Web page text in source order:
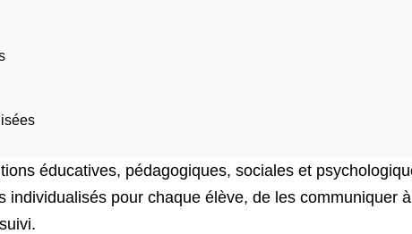
éducatives, pédagogiques, sociales et
individualisés pour chaque élève, de les communiquer